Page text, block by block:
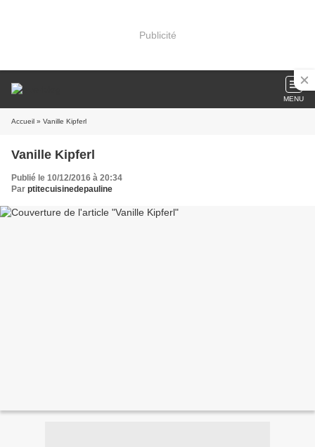
Publicité
MENU
Accueil » Vanille Kipferl
Vanille Kipferl
Publié le 10/12/2016 à 20:34
Par ptitecuisinedepauline